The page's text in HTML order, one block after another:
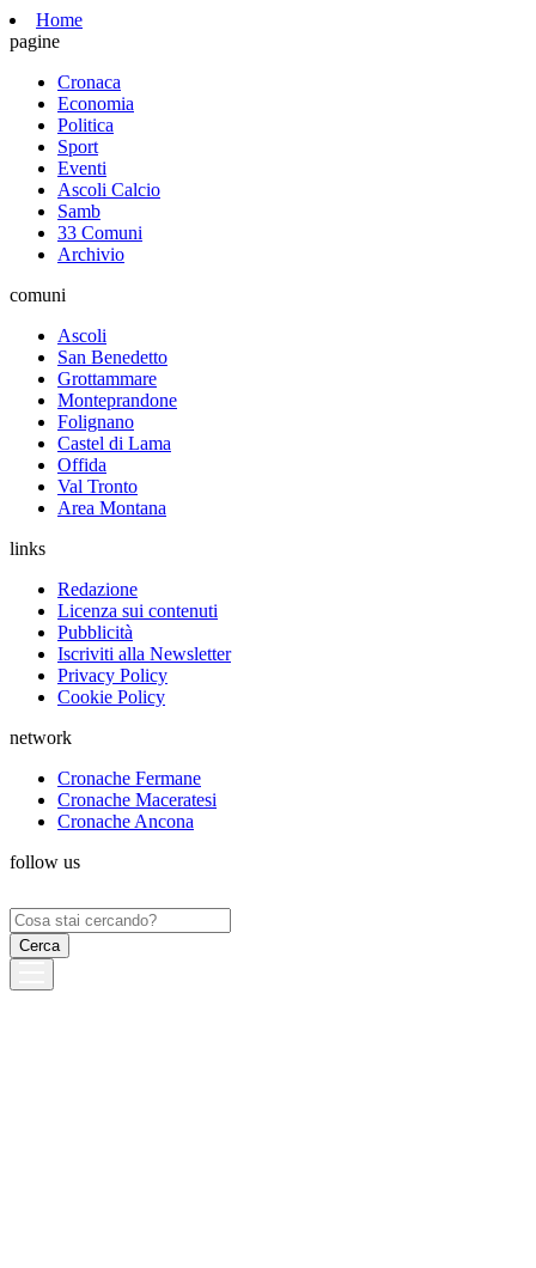
Home
pagine
Cronaca
Economia
Politica
Sport
Eventi
Ascoli Calcio
Samb
33 Comuni
Archivio
comuni
Ascoli
San Benedetto
Grottammare
Monteprandone
Folignano
Castel di Lama
Offida
Val Tronto
Area Montana
links
Redazione
Licenza sui contenuti
Pubblicità
Iscriviti alla Newsletter
Privacy Policy
Cookie Policy
network
Cronache Fermane
Cronache Maceratesi
Cronache Ancona
follow us
Ricerca
per: